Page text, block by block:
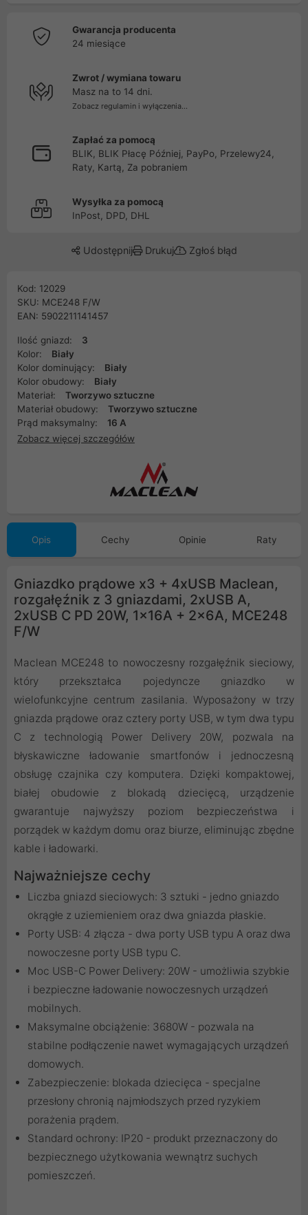
Gwarancja producenta
24 miesiące
Zwrot / wymiana towaru
Masz na to 14 dni.
Zobacz regulamin i wyłączenia...
Zapłać za pomocą
BLIK, BLIK Płacę Później, PayPo, Przelewy24,
Raty, Kartą, Za pobraniem
Wysyłka za pomocą
InPost, DPD, DHL
Udostępnij Drukuj Zgłoś błąd
Kod: 12029
SKU: MCE248 F/W
EAN: 5902211141457
Ilość gniazd:
3
Kolor:
Biały
Kolor dominujący:
Biały
Kolor obudowy:
Biały
Materiał:
Tworzywo sztuczne
Materiał obudowy:
Tworzywo sztuczne
Prąd maksymalny:
16 A
Zobacz więcej szczegółów
Opis Cechy Opinie Raty
Gniazdko prądowe x3 + 4xUSB Maclean,
rozgałęźnik z 3 gniazdami, 2xUSB A,
2xUSB C PD 20W, 1x16A + 2x6A, MCE248
F/W
Maclean MCE248 to nowoczesny rozgałęźnik sieciowy,
który przekształca pojedyncze gniazdko w
wielofunkcyjne centrum zasilania. Wyposażony w trzy
gniazda prądowe oraz cztery porty USB, w tym dwa typu
C z technologią Power Delivery 20W, pozwala na
błyskawiczne ładowanie smartfonów i jednoczesną
obsługę czajnika czy komputera. Dzięki kompaktowej,
białej obudowie z blokadą dziecięcą, urządzenie
gwarantuje najwyższy poziom bezpieczeństwa i
porządek w każdym domu oraz biurze, eliminując zbędne
kable i ładowarki.
Najważniejsze cechy
Liczba gniazd sieciowych: 3 sztuki - jedno gniazdo
okrągłe z uziemieniem oraz dwa gniazda płaskie.
Porty USB: 4 złącza - dwa porty USB typu A oraz dwa
nowoczesne porty USB typu C.
Moc USB-C Power Delivery: 20W - umożliwia szybkie
i bezpieczne ładowanie nowoczesnych urządzeń
mobilnych.
Maksymalne obciążenie: 3680W - pozwala na
stabilne podłączenie nawet wymagających urządzeń
domowych.
Zabezpieczenie: blokada dziecięca - specjalne
przesłony chronią najmłodszych przed ryzykiem
porażenia prądem.
Standard ochrony: IP20 - produkt przeznaczony do
bezpiecznego użytkowania wewnątrz suchych
pomieszczeń.